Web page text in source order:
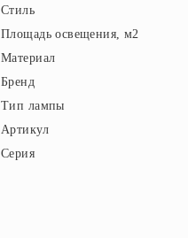
Стиль
Площадь освещения, м2
Материал
Бренд
Тип лампы
Артикул
Серия